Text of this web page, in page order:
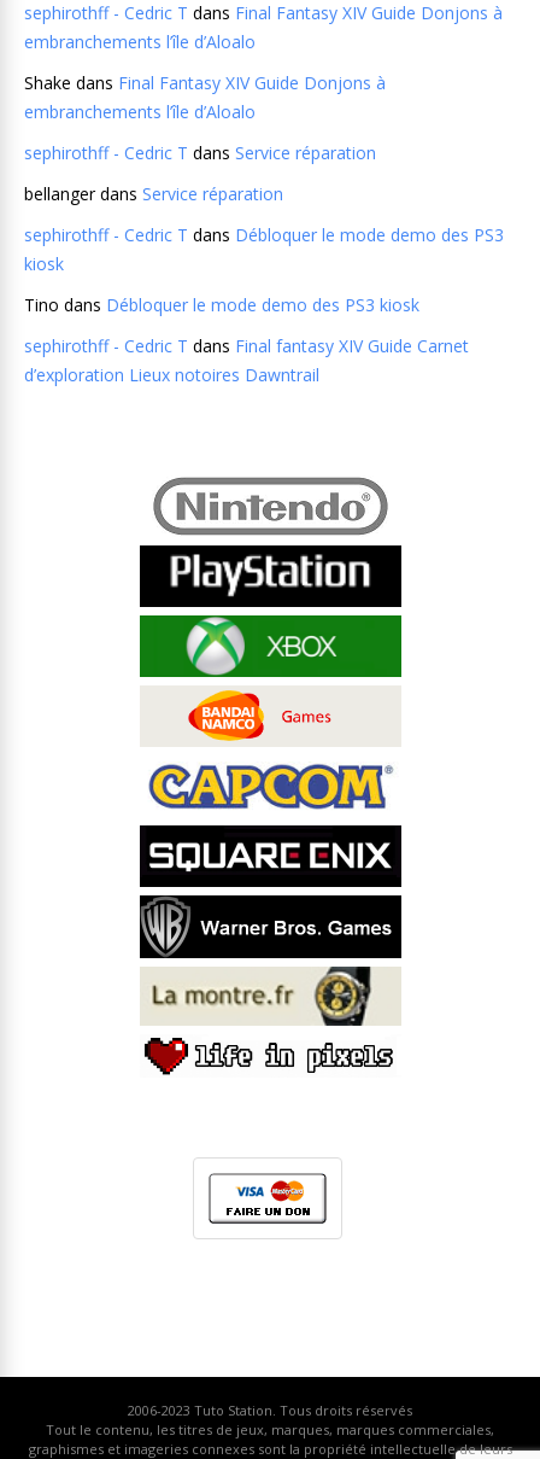
sephirothff - Cedric T dans Final Fantasy XIV Guide Donjons à
embranchements l’île d’Aloalo
Shake dans Final Fantasy XIV Guide Donjons à
embranchements l’île d’Aloalo
sephirothff - Cedric T dans Service réparation
bellangerdans Service réparation
sephirothff - Cedric T dans Débloquer le mode demo des PS3
kiosk
Tino dans Débloquer le mode demo des PS3 kiosk
sephirothff - Cedric T dans Final fantasy XIV Guide Carnet
d’exploration Lieux notoires Dawntrail
2006-2023 Tuto Station. Tous droits réservés
Tout le contenu, les titres de jeux, marques, marques commerciales,
graphismes et imageries connexes sont la propriété intellectuelle de leurs